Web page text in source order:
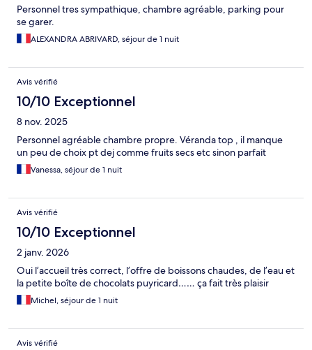
Personnel tres sympathique, chambre agréable, parking pour
se garer.
ALEXANDRA ABRIVARD, séjour de 1 nuit
Avis vérifié
10/10 Exceptionnel
8 nov. 2025
Personnel agréable chambre propre. Véranda top , il manque
un peu de choix pt dej comme fruits secs etc sinon parfait
Vanessa, séjour de 1 nuit
Avis vérifié
10/10 Exceptionnel
2 janv. 2026
Oui l’accueil très correct, l’offre de boissons chaudes, de l’eau et
la petite boîte de chocolats puyricard…… ça fait très plaisir
Michel, séjour de 1 nuit
Avis vérifié